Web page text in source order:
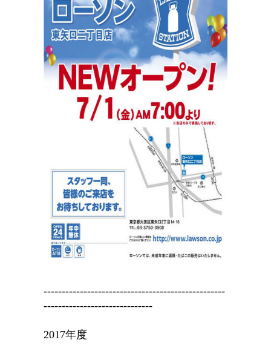
--------------------------------------------------
------------------------------
2017年度